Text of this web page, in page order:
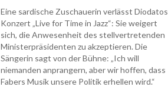
Eine sardische Zuschauerin verlässt Diodatos
Konzert „Live for Time in Jazz“: Sie weigert
sich, die Anwesenheit des stellvertretenden
Ministerpräsidenten zu akzeptieren. Die
Sängerin sagt von der Bühne: „Ich will
niemanden anprangern, aber wir hoffen, dass
Fabers Musik unsere Politik erhellen wird.“